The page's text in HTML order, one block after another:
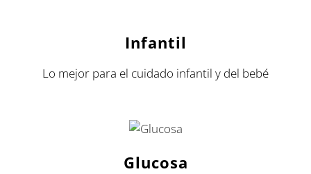
Infantil
Lo mejor para el cuidado infantil y del bebé
Glucosa